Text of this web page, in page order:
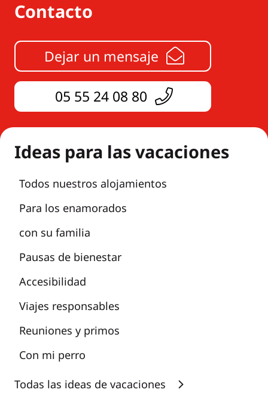
Contacto
Dejar un mensaje
05 55 24 08 80
Ideas para las vacaciones
Todos nuestros alojamientos
Para los enamorados
con su familia
Pausas de bienestar
Accesibilidad
Viajes responsables
Reuniones y primos
Con mi perro
Todas las ideas de vacaciones